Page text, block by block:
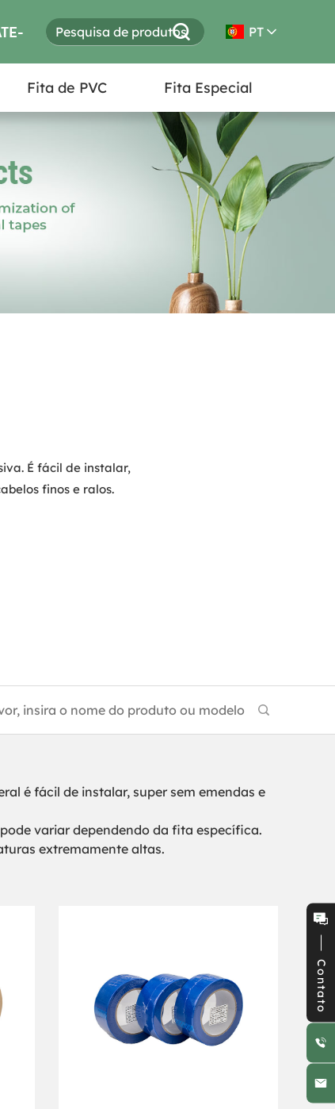
PT
Fita de PVC Fita Especial
É fácil de instalar,
finos e ralos.
é fácil de instalar, super sem emendas e
variar dependendo da fita específica.
extremamente altas.
Contato